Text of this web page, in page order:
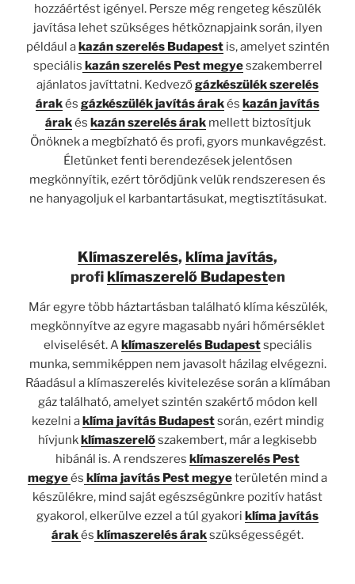
hozzáértést igényel. Persze még rengeteg készülék
javítása lehet szükséges hétköznapjaink során, ilyen
például akazán szerelés Budapestis, amelyet szintén
speciális kazán szerelés Pest megyeszakemberrel
ajánlatos javíttatni. Kedvezőgázkészülék szerelés
árakés gázkészülék javítás árakés kazán javítás
árakés kazán szerelés árakmellett biztosítjuk
Önöknek a megbízható és profi, gyors munkavégzést.
Életünket fenti berendezések jelentősen
megkönnyítik, ezért törődjünk velük rendszeresen és
ne hanyagoljuk el karbantartásukat, megtisztításukat.
Klímaszerelés, klíma javítás,
profi klímaszerelő Budapesten
Már egyre több háztartásban található klíma készülék,
megkönnyítve az egyre magasabb nyári hőmérséklet
elviselését. Aklímaszerelés Budapestspeciális
munka, semmiképpen nem javasolt házilag elvégezni.
Ráadásul a klímaszerelés kivitelezése során a klímában
gáz található, amelyet szintén szakértő módon kell
kezelni aklíma javítás Budapestsorán, ezért mindig
hívjunkklímaszerelőszakembert, már a legkisebb
hibánál is. A rendszeres klímaszerelés Pest
megyeés klíma javítás Pest megyeterületén mind a
készülékre, mind saját egészségünkre pozitív hatást
gyakorol, elkerülve ezzel a túl gyakori klíma javítás
árakés klímaszerelés árakszükségességét.